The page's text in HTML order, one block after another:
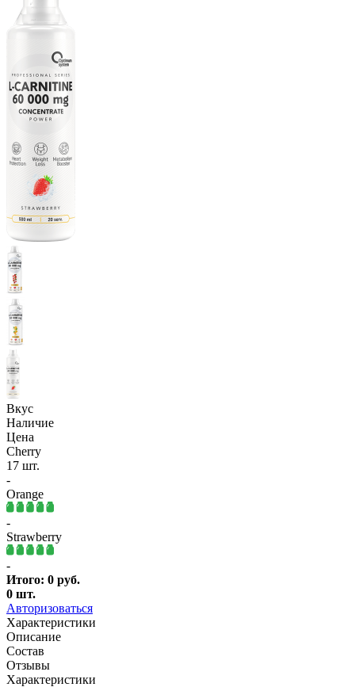
Вкус
Наличие
Цена
Cherry
17 шт.
-
Orange
-
Strawberry
-
Итого: 0 руб.
0 шт.
Авторизоваться
Характеристики
Описание
Состав
Отзывы
Характеристики